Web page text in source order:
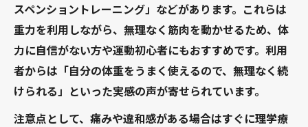
スペンショントレーニング」などがあります。これらは
重力を利用しながら、無理なく筋肉を動かせるため、体
力に自信がない方や運動初心者にもおすすめです。利用
者からは「自分の体重をうまく使えるので、無理なく続
けられる」といった実感の声が寄せられています。
注意点として、痛みや違和感がある場合はすぐに理学療